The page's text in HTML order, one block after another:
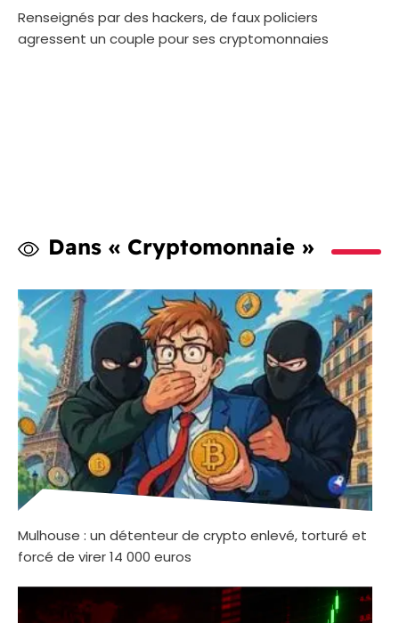
Renseignés par des hackers, de faux policiers
agressent un couple pour ses cryptomonnaies
Dans « Cryptomonnaie »
Mulhouse : un détenteur de crypto enlevé, torturé et
forcé de virer 14 000 euros